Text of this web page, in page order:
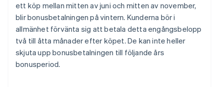
ett köp mellan mitten av juni och mitten av november,
blir bonusbetalningen på vintern. Kunderna bör i
allmänhet förvänta sig att betala detta engångsbelopp
två till åtta månader efter köpet. De kan inte heller
skjuta upp bonusbetalningen till följande års
bonusperiod.